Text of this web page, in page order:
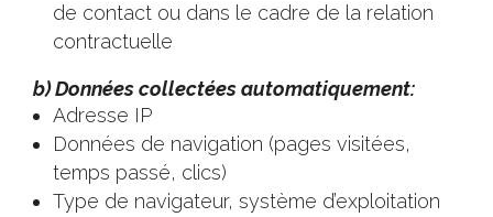
de contact ou dans le cadre de la relation
contractuelle
b) Données collectées automatiquement:
Adresse IP
Données de navigation (pages visitées,
temps passé, clics)
Type de navigateur, système d’exploitation